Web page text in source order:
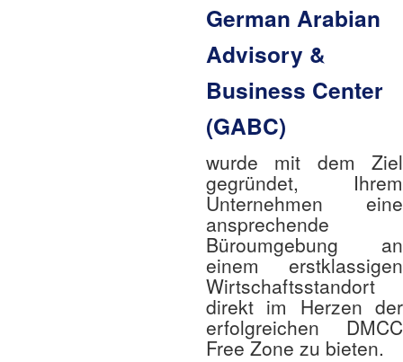
German Arabian
Advisory &
Business Center
(GABC)
wurde mit dem Ziel
gegründet, Ihrem
Unternehmen eine
ansprechende
Büroumgebung an
einem erstklassigen
Wirtschaftsstandort
direkt im Herzen der
erfolgreichen DMCC
Free Zone zu bieten.